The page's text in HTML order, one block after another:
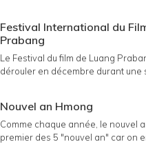
Festival International du
Prabang
Le Festival du film de Luang
dérouler en décembre durant une
Nouvel an Hmong
Comme chaque année, le nouvel
premier des 5 "nouvel an" car on